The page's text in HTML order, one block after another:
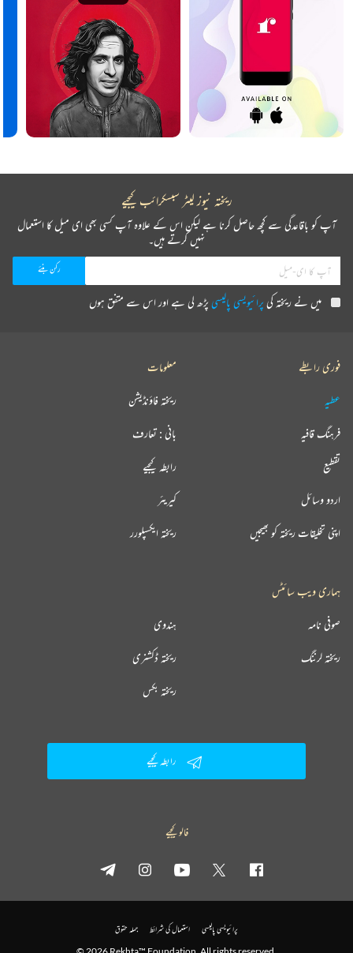
ریختہ نیوز لیٹر سبسکرائب کیجیے
آپ کو باقاعدگی سے کچھ حاصل کرنا ہے لیکن اس کے علاوہ آپ کسی بھی ای میل کا استعمال
نہیں کرتے ہیں۔
میں نے ریختہ کیپرائیویسی پالیسیپڑھ لی ہے اور اس سے متفق ہوں
فوری رابطے
عطیہ
فرہنگ قافیہ
تقطیع
اردو وسائل
اپنی تخلیقات ریختہ کو بھیجیں
معلومات
ریختہ فاؤنڈیشن
بانی : تعارف
رابطہ کیجیے
کیریئر
ریختہ ایکسپلورر
ہماری ویب سائٹس
ہندوی صوفی نامہ
ریختہ ڈکشنری ریختہ لرننگ
ریختہ بکس
رابطہ کیجیے
فالو کیجیے
پرائیویسی پالیسی استعمال کی شرائط جملہ حقوق